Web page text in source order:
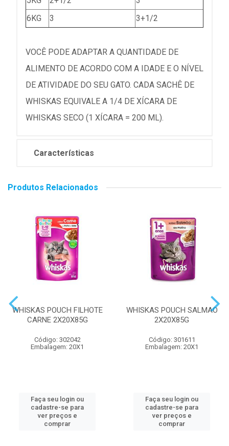
6KG
3 3+1/2
VOCÊ PODE ADAPTAR A QUANTIDADE DE
ALIMENTO DE ACORDO COM A IDADE E O NÍVEL
DE ATIVIDADE DO SEU GATO. CADA SACHÊ DE
WHISKAS EQUIVALE A 1/4 DE XÍCARA DE
WHISKAS SECO (1 XÍCARA = 200 ML).
Características
Produtos Relacionados
WHISKAS POUCH FILHOTE
CARNE 2X20X85G
Código: 302042
Embalagem: 20X1
Faça seu login ou
cadastre-se para
ver preços e
comprar
WHISKAS POUCH SALMAO
2X20X85G
Código: 301611
Embalagem: 20X1
Faça seu login ou
cadastre-se para
ver preços e
comprar